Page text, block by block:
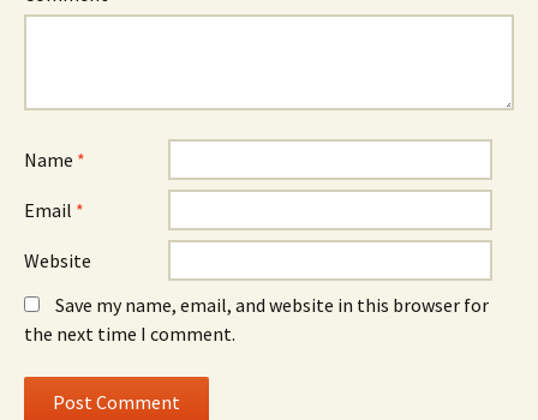
Name *
Email *
Website
Save my name, email, and website in this browser for
the next time I comment.